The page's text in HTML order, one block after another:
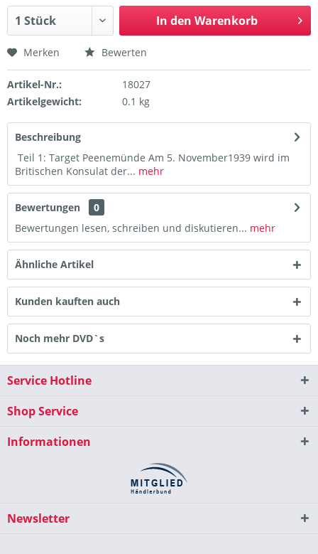
In den Warenkorb
Merken Bewerten
Artikel-Nr.:
18027
Artikelgewicht:
0.1 kg
Beschreibung
Teil 1: Target Peenemünde Am 5. November1939 wird im
Britischen Konsulat der... mehr
Bewertungen
0
Bewertungen lesen, schreiben und diskutieren... mehr
Ähnliche Artikel
Kunden kauften auch
Noch mehr DVD`s
Service Hotline
Shop Service
Informationen
Newsletter